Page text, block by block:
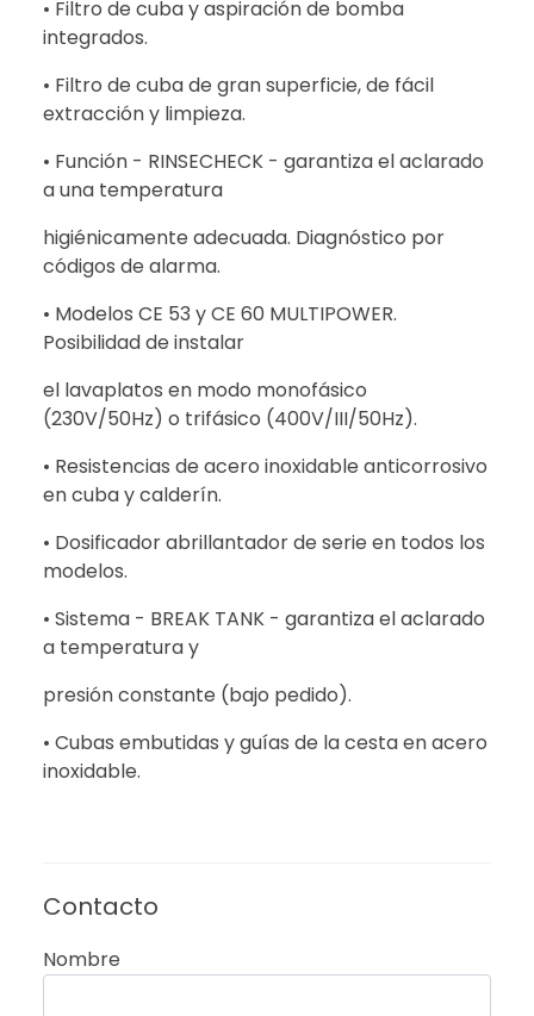
• Filtro de cuba y aspiración de bomba
integrados.
• Filtro de cuba de gran superficie, de fácil
extracción y limpieza.
• Función - RINSECHECK - garantiza el aclarado
a una temperatura
higiénicamente adecuada. Diagnóstico por
códigos de alarma.
• Modelos CE 53 y CE 60 MULTIPOWER.
Posibilidad de instalar
el lavaplatos en modo monofásico
(230V/50Hz) o trifásico (400V/III/50Hz).
• Resistencias de acero inoxidable anticorrosivo
en cuba y calderín.
• Dosificador abrillantador de serie en todos los
modelos.
• Sistema - BREAK TANK - garantiza el aclarado
a temperatura y
presión constante (bajo pedido).
• Cubas embutidas y guías de la cesta en acero
inoxidable.
Contacto
Nombre